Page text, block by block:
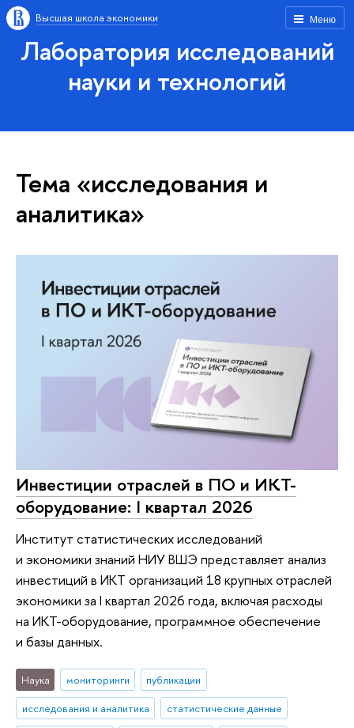
Меню
Высшая школа экономики
Лаборатория исследований
науки и технологий
Тема «исследования и
аналитика»
Инвестиции отраслей в ПО и ИКТ-
оборудование: I квартал 2026
Институт статистических исследований
и экономики знаний НИУ ВШЭ представляет анализ
инвестиций в ИКТ организаций 18 крупных отраслей
экономики за I квартал 2026 года, включая расходы
на ИКТ-оборудование, программное обеспечение
и базы данных.
Наука мониторинги
публикации
исследования и аналитика
статистические данные